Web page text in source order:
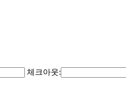
체크아웃: